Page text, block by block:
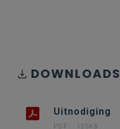
DOWNLOADS
Uitnodiging
PDF 125KB